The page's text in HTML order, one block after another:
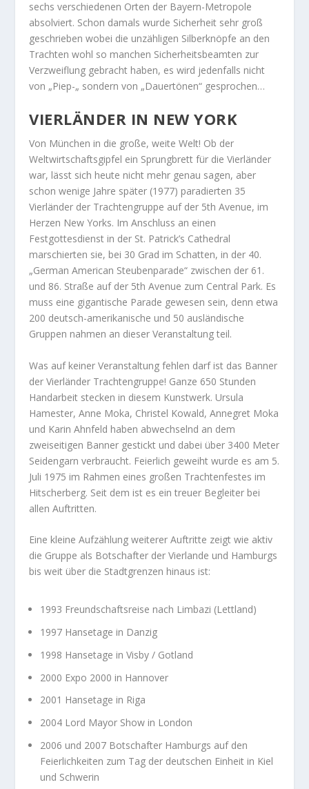
sechs verschiedenen Orten der Bayern-Metropole
absolviert. Schon damals wurde Sicherheit sehr groß
geschrieben wobei die unzähligen Silberknöpfe an den
Trachten wohl so manchen Sicherheitsbeamten zur
Verzweiflung gebracht haben, es wird jedenfalls nicht
von „Piep-„ sondern von „Dauertönen“ gesprochen…
VIERLÄNDER IN NEW YORK
Von München in die große, weite Welt! Ob der
Weltwirtschaftsgipfel ein Sprungbrett für die Vierländer
war, lässt sich heute nicht mehr genau sagen, aber
schon wenige Jahre später (1977) paradierten 35
Vierländer der Trachtengruppe auf der 5th Avenue, im
Herzen New Yorks. Im Anschluss an einen
Festgottesdienst in der St. Patrick’s Cathedral
marschierten sie, bei 30 Grad im Schatten, in der 40.
„German American Steubenparade“ zwischen der 61.
und 86. Straße auf der 5th Avenue zum Central Park. Es
muss eine gigantische Parade gewesen sein, denn etwa
200 deutsch-amerikanische und 50 ausländische
Gruppen nahmen an dieser Veranstaltung teil.
Was auf keiner Veranstaltung fehlen darf ist das Banner
der Vierländer Trachtengruppe! Ganze 650 Stunden
Handarbeit stecken in diesem Kunstwerk. Ursula
Hamester, Anne Moka, Christel Kowald, Annegret Moka
und Karin Ahnfeld haben abwechselnd an dem
zweiseitigen Banner gestickt und dabei über 3400 Meter
Seidengarn verbraucht. Feierlich geweiht wurde es am 5.
Juli 1975 im Rahmen eines großen Trachtenfestes im
Hitscherberg. Seit dem ist es ein treuer Begleiter bei
allen Auftritten.
Eine kleine Aufzählung weiterer Auftritte zeigt wie aktiv
die Gruppe als Botschafter der Vierlande und Hamburgs
bis weit über die Stadtgrenzen hinaus ist:
1993 Freundschaftsreise nach Limbazi (Lettland)
1997 Hansetage in Danzig
1998 Hansetage in Visby / Gotland
2000 Expo 2000 in Hannover
2001 Hansetage in Riga
2004 Lord Mayor Show in London
2006 und 2007 Botschafter Hamburgs auf den
Feierlichkeiten zum Tag der deutschen Einheit in Kiel
und Schwerin